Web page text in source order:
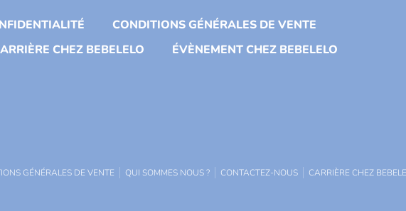
CONDITIONS GÉNÉRALES DE VENTE
CHEZ BEBELELO
ÉVÈNEMENT CHEZ BEBELELO
GÉNÉRALES DE VENTE QUI SOMMES NOUS ? CONTACTEZ-NOUS
CARRIÈRE CHEZ